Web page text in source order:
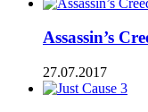
Assassin’s
27.07.2017